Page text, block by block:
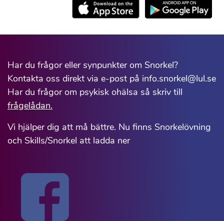
Har du frågor eller synpunkter om Snorkel?
Kontakta oss direkt via e-post på info.snorkel@lul.se
Har du frågor om psykisk ohälsa så skriv till
frågelådan.
Vi hjälper dig att må bättre. Nu finns Snorkelövning
och Skills/Snorkel att ladda ner